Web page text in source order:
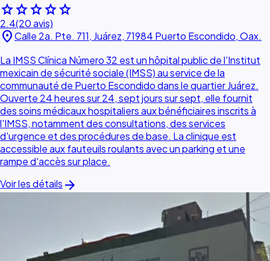
starstarstarstarstar
2.4(20 avis)
location_onCalle 2a. Pte. 711, Juárez, 71984 Puerto Escondido, Oax.
La IMSS Clínica Número 32 est un hôpital public de l'Institut
mexicain de sécurité sociale (IMSS) au service de la
communauté de Puerto Escondido dans le quartier Juárez.
Ouverte 24 heures sur 24, sept jours sur sept, elle fournit
des soins médicaux hospitaliers aux bénéficiaires inscrits à
l'IMSS, notamment des consultations, des services
d'urgence et des procédures de base. La clinique est
accessible aux fauteuils roulants avec un parking et une
rampe d'accès sur place.
Voir les détails arrow_forward